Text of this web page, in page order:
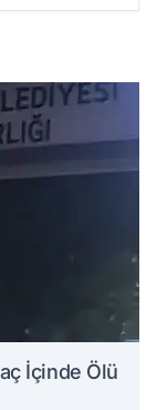
İçinde Ölü